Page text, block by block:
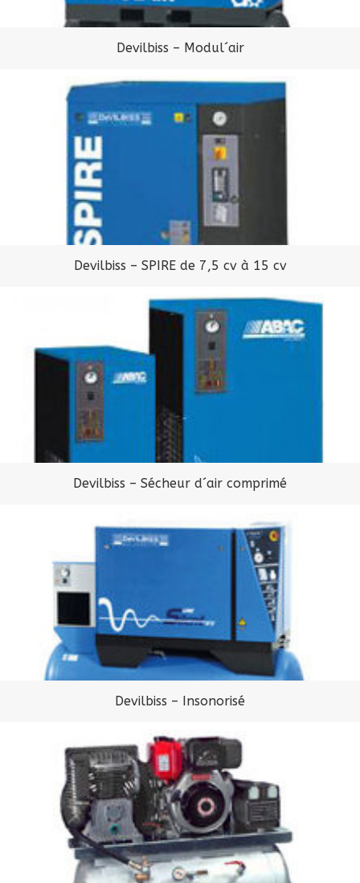
Devilbiss – Modul´air
Devilbiss – SPIRE de 7,5 cv à 15 cv
Devilbiss – Sécheur d´air comprimé
Devilbiss – Insonorisé